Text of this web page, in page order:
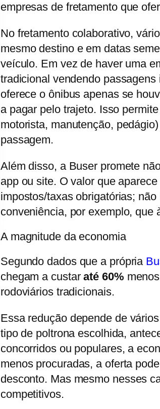
empresas de fretamento que
No fretamento colaborativo,
mesmo destino e em datas
veículo. Em vez de haver uma
tradicional vendendo
oferece o ônibus apenas se
a pagar pelo trajeto. Isso
motorista, manutenção,
passagem.
Além disso, a Buser promete
app ou site. O valor que
impostos/taxas obrigatórias;
conveniência, por exemplo, que
A magnitude da economia
Segundo dados que a própria
chegam a custaraté 60%
rodoviários tradicionais.
Essa redução depende de
tipo de poltrona escolhida,
concorridos ou populares, a
menos procuradas, a oferta
desconto. Mas mesmo nesses
competitivos.